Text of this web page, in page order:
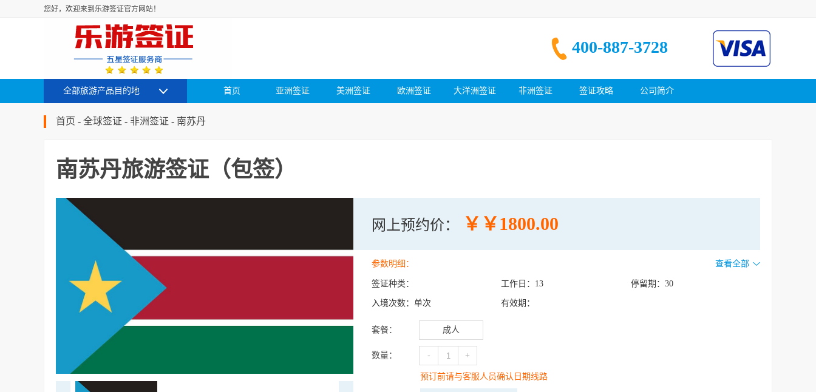
您好，欢迎来到乐游签证官方网站！
400-887-3728
全部旅游产品目的地 首页 亚洲签证 美洲签证 欧洲签证 大洋洲签证 非洲签证 签证攻略 公司简介
首页 - 全球签证 - 非洲签证 - 南苏丹
南苏丹旅游签证（包签）
网上预约价： ￥￥1800.00
参数明细： 查看全部
签证种类： 工作日： 13 停留期： 30
入境次数： 单次 有效期：
套餐： 成人
数量： - +
预订前请与客服人员确认日期线路